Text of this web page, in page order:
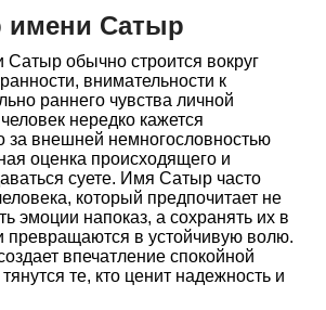
имени Сатыр
Сатыр обычно строится вокруг
внимательности к
раннего чувства личной
нередко кажется
внешней немногословностью
оценка происходящего и
суете. Имя Сатыр часто
который предпочитает не
эмоции напоказ, а сохранять их в
превращаются в устойчивую волю.
впечатление спокойной
те, кто ценит надежность и